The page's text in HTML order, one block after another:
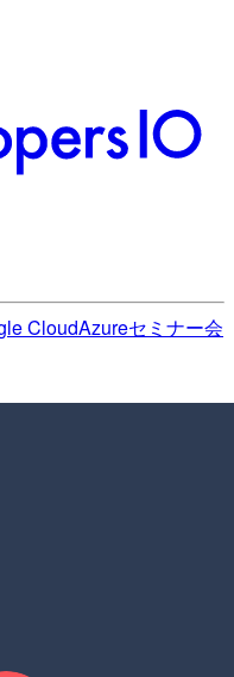
CloudAzureセミナー会